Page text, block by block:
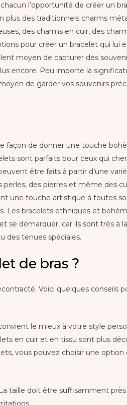
l’opportunité de créer un
plus des traditionnels charms
des charms en cuir, des
pour créer un bracelet qui lui
moyen de capturer des
encore. Peu importe la
de garder vos souvenirs
façon de donner une touche
sont parfaits pour ceux qui
être faits à partir d’une
des pierres et même des
une touche artistique à toutes
Les bracelets ethniques et
se démarquer, car ils sont très à
des tenues spéciales.
de bras ?
Voici quelques conseils
le mieux à votre style
en cuir et en tissu sont plus
vous pouvez choisir une option
taille doit être suffisamment